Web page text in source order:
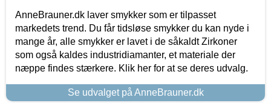
AnneBrauner.dk laver smykker som er tilpasset
markedets trend. Du får tidsløse smykker du kan nyde i
mange år, alle smykker er lavet i de såkaldt Zirkoner
som også kaldes industridiamanter, et materiale der
næppe findes stærkere. Klik her for at se deres udvalg.
Se udvalget på AnneBrauner.dk